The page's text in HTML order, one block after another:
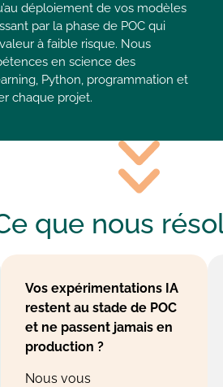
déploiement de vos modèles
par la phase de POC qui
à faible risque. Nous
en science des
Python, programmation et
chaque projet.
que nous
Vos expérimentations IA
restent au stade de POC
et ne passent jamais en
production ?
Nous vous